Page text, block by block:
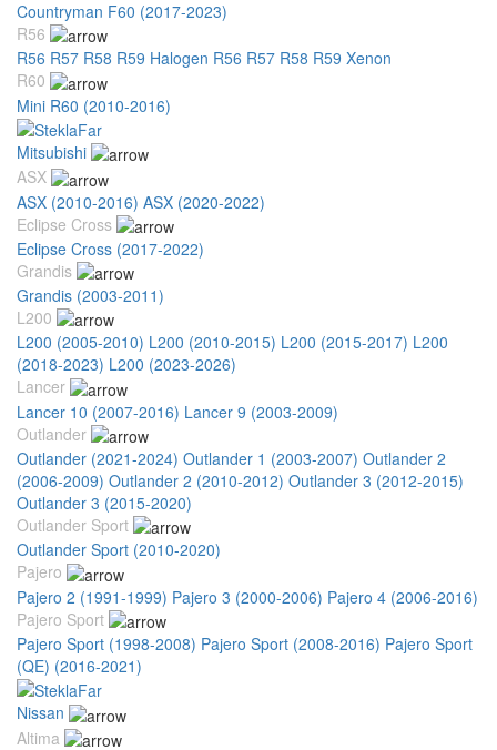
Countryman F60 (2017-2023)
R56
R56 R57 R58 R59 Halogen R56 R57 R58 R59 Xenon
R60
Mini R60 (2010-2016)
Mitsubishi
ASX
ASX (2010-2016) ASX (2020-2022)
Eclipse Cross
Eclipse Cross (2017-2022)
Grandis
Grandis (2003-2011)
L200
L200 (2005-2010) L200 (2010-2015) L200 (2015-2017) L200
(2018-2023) L200 (2023-2026)
Lancer
Lancer 10 (2007-2016) Lancer 9 (2003-2009)
Outlander
Outlander (2021-2024) Outlander 1 (2003-2007) Outlander 2
(2006-2009) Outlander 2 (2010-2012) Outlander 3 (2012-2015)
Outlander 3 (2015-2020)
Outlander Sport
Outlander Sport (2010-2020)
Pajero
Pajero 2 (1991-1999) Pajero 3 (2000-2006) Pajero 4 (2006-2016)
Pajero Sport
Pajero Sport (1998-2008) Pajero Sport (2008-2016) Pajero Sport
(QE) (2016-2021)
Nissan
Altima